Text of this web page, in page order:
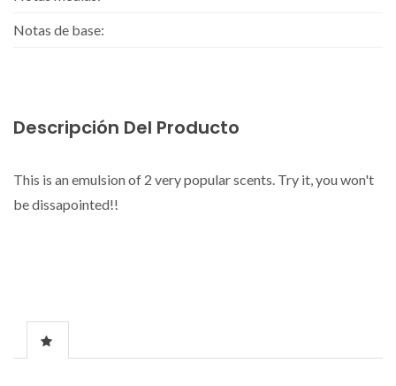
Notas de base:
Descripción Del Producto
This is an emulsion of 2 very popular scents. Try it, you won't
be dissapointed!!